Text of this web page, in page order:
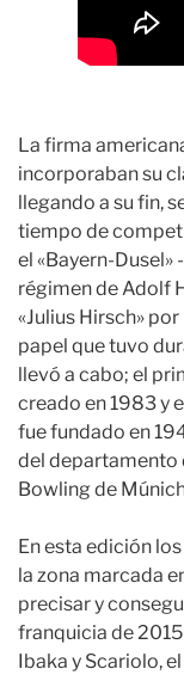
La firma
incorporaban su
llegando a su fin,
tiempo de
el «Bayern-
régimen de Adolf
«Julius Hirsch»
papel que tuvo
llevó a cabo; el
creado en 1983 y
fue fundado en
del departamento
Bowling de
En esta edición
la zona marcada
precisar y
franquicia de
Ibaka y Scariolo,